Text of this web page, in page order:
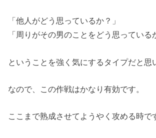
「他人がどう思っているか？」
「周りがその男のことをどう思っている
ということを強く気にするタイプだと思
なので、この作戦はかなり有効です。
ここまで熟成させてようやく攻める時で